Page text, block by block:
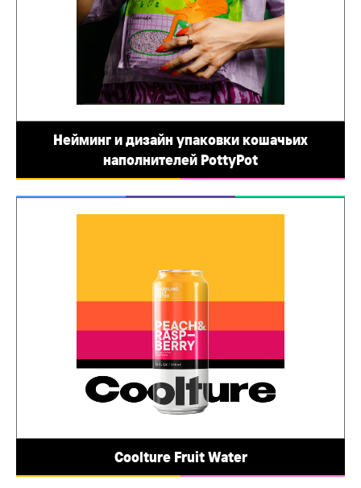
Нейминг и дизайн упаковки кошачьих
наполнителей PottyPot
Coolture Fruit Water